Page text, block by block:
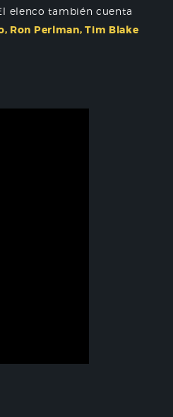
elenco también cuenta
Ron Perlman, Tim Blake